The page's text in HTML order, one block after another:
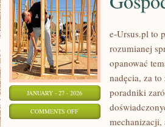
JANUARY - 27 - 2026
COMMENTS OFFON
e-Ursus.pl to
rozumianej
opanować
nadęcia, za
poradniki
mechanizacji,